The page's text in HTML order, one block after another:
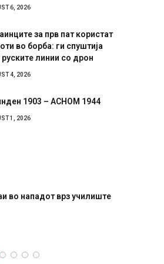
6, 2026
за прв пат користат
во борба: ги спуштија
линии со дрон
4, 2026
1903 – АСНОМ 1944
1, 2026
нападот врз училиште